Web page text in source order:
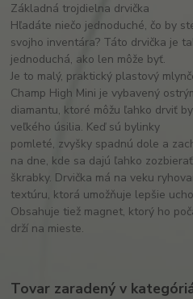
Základná trojdielna drvička
Hľadáte niečo jednoduché, čo by
svojho inventára? Táto drvička je
jednoduchá, ako len môže byť.
Je to malý, praktický plastový
Champ High Mini je vybavený
diamantu, ktoré môžu ľahko drviť
veľkého úsilia. Keď sú bylinky
pomleté, zvyšky spadnú dole a
na dne, kde sa dajú ľahko
škrabky. Drvička má na veku
textúru, ktorá umožňuje lepšie
Obsahuje tiež magnet, ktorý ho
drží na mieste.
Tovar zaradený v